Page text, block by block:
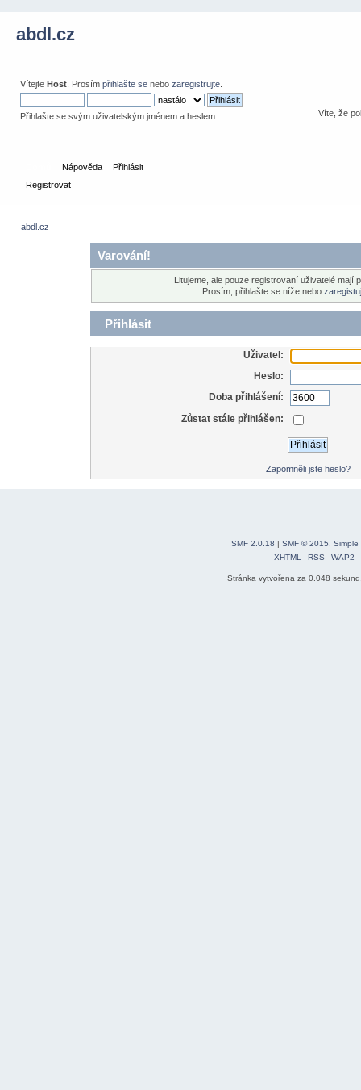
abdl.cz
Vítejte Host . Prosím přihlašte se nebo zaregistrujte
Přihlašte se svým uživatelským jménem a heslem. Víte, že
Nápověda
Přihlásit
Registrovat
abdl.cz
Varování!
Litujeme, ale pouze registrovaní uživatelé mají
Prosím, přihlašte se níže nebo
Přihlásit
Uživatel:
Heslo:
Doba přihlášení:
Zůstat stále přihlášen:
Zapomněli jste heslo?
SMF 2.0.18 | SMF © 2015
Simple
XHTML
RSS WAP2
Stránka vytvořena za 0.048